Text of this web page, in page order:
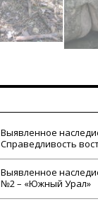
Выявленное
Справедливость
Выявленное
№2 – «Южный Урал»